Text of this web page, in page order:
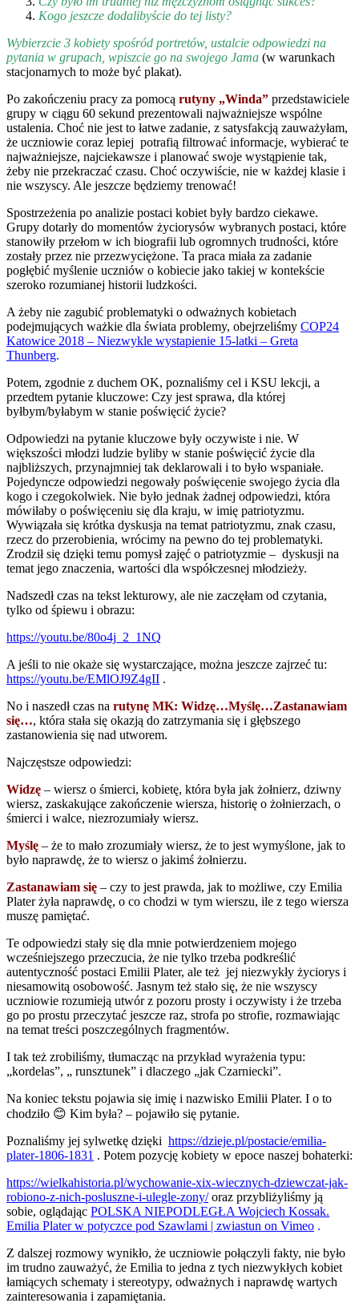
Kogo jeszcze dodalibyście do tej listy?
Wybierzcie 3 kobiety spośród portretów, ustalcie odpowiedzi na
pytania w grupach, wpiszcie go na swojego Jama (w warunkach
stacjonarnych to może być plakat).
Po zakończeniu pracy za pomocą rutyny „Winda” przedstawiciele
grupy w ciągu 60 sekund prezentowali najważniejsze wspólne
ustalenia. Choć nie jest to łatwe zadanie, z satysfakcją zauważyłam,
że uczniowie coraz lepiej potrafią filtrować informacje, wybierać te
najważniejsze, najciekawsze i planować swoje wystąpienie tak,
żeby nie przekraczać czasu. Choć oczywiście, nie w każdej klasie i
nie wszyscy. Ale jeszcze będziemy trenować!
Spostrzeżenia po analizie postaci kobiet były bardzo ciekawe.
Grupy dotarły do momentów życiorysów wybranych postaci, które
stanowiły przełom w ich biografii lub ogromnych trudności, które
zostały przez nie przezwyciężone. Ta praca miała za zadanie
pogłębić myślenie uczniów o kobiecie jako takiej w kontekście
szeroko rozumianej historii ludzkości.
A żeby nie zagubić problematyki o odważnych kobietach
podejmujących ważkie dla świata problemy, obejrzeliśmy COP24
Katowice 2018 – Niezwykle wystapienie 15-latki – Greta
Thunberg.
Potem, zgodnie z duchem OK, poznaliśmy cel i KSU lekcji, a
przedtem pytanie kluczowe: Czy jest sprawa, dla której
byłbym/byłabym w stanie poświęcić życie?
Odpowiedzi na pytanie kluczowe były oczywiste i nie. W
większości młodzi ludzie byliby w stanie poświęcić życie dla
najbliższych, przynajmniej tak deklarowali i to było wspaniałe.
Pojedyncze odpowiedzi negowały poświęcenie swojego życia dla
kogo i czegokolwiek. Nie było jednak żadnej odpowiedzi, która
mówiłaby o poświęceniu się dla kraju, w imię patriotyzmu.
Wywiązała się krótka dyskusja na temat patriotyzmu, znak czasu,
rzecz do przerobienia, wrócimy na pewno do tej problematyki.
Zrodził się dzięki temu pomysł zajęć o patriotyzmie – dyskusji na
temat jego znaczenia, wartości dla współczesnej młodzieży.
Nadszedł czas na tekst lekturowy, ale nie zaczęłam od czytania,
tylko od śpiewu i obrazu:
https://youtu.be/80o4j_2_1NQ
A jeśli to nie okaże się wystarczające, można jeszcze zajrzeć tu:
https://youtu.be/EMlOJ9Z4gII .
No i naszedł czas na rutynę MK: Widzę…Myślę…Zastanawiam
się…, która stała się okazją do zatrzymania się i głębszego
zastanowienia się nad utworem.
Najczęstsze odpowiedzi:
Widzę – wiersz o śmierci, kobietę, która była jak żołnierz, dziwny
wiersz, zaskakujące zakończenie wiersza, historię o żołnierzach, o
śmierci i walce, niezrozumiały wiersz.
Myślę – że to mało zrozumiały wiersz, że to jest wymyślone, jak to
było naprawdę, że to wiersz o jakimś żołnierzu.
Zastanawiam się – czy to jest prawda, jak to możliwe, czy Emilia
Plater żyła naprawdę, o co chodzi w tym wierszu, ile z tego wiersza
muszę pamiętać.
Te odpowiedzi stały się dla mnie potwierdzeniem mojego
wcześniejszego przeczucia, że nie tylko trzeba podkreślić
autentyczność postaci Emilii Plater, ale też jej niezwykły życiorys i
niesamowitą osobowość. Jasnym też stało się, że nie wszyscy
uczniowie rozumieją utwór z pozoru prosty i oczywisty i że trzeba
go po prostu przeczytać jeszcze raz, strofa po strofie, rozmawiając
na temat treści poszczególnych fragmentów.
I tak też zrobiliśmy, tłumacząc na przykład wyrażenia typu:
„kordelas”, „ runsztunek” i dlaczego „jak Czarniecki”.
Na koniec tekstu pojawia się imię i nazwisko Emilii Plater. I o to
chodziło 😊 Kim była? – pojawiło się pytanie.
Poznaliśmy jej sylwetkę dzięki https://dzieje.pl/postacie/emilia-
plater-1806-1831 . Potem pozycję kobiety w epoce naszej bohaterki:
https://wielkahistoria.pl/wychowanie-xix-wiecznych-dziewczat-jak-
robiono-z-nich-posluszne-i-ulegle-zony/oraz przybliżyliśmy ją
sobie, oglądając POLSKA NIEPODLEGŁA Wojciech Kossak.
Emilia Plater w potyczce pod Szawlami | zwiastun on Vimeo .
Z dalszej rozmowy wynikło, że uczniowie połączyli fakty, nie było
im trudno zauważyć, że Emilia to jedna z tych niezwykłych kobiet
łamiących schematy i stereotypy, odważnych i naprawdę wartych
zainteresowania i zapamiętania.